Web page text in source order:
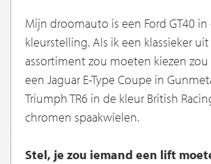
Mijn droomauto is een Ford GT40 in
kleurstelling. Als ik een klassieker
assortiment zou moeten kiezen zou
een Jaguar E-Type Coupe in
Triumph TR6 in de kleur British
chromen spaakwielen.
Stel, je zou iemand een lift